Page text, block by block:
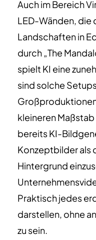
Auch im Bereich
LED-Wänden,
Landschaften in
durch „The
spielt KI eine
sind solche
kleineren
bereits KI-
Konzeptbilder als
Hintergrund
Praktisch jedes
darstellen, ohne
zu sein.